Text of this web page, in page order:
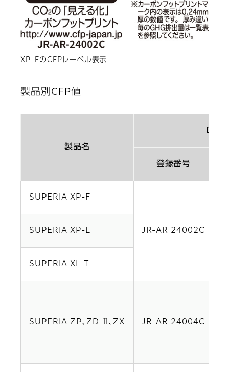
XP-FのCFPレーベル表示
製品別CFP値
製品名
登録番号
SUPERIA XP-F
JR-AR 24002C
SUPERIA XP-L
SUPERIA XL-T
SUPERIA ZP、ZD-Ⅱ、ZX JR-AR 24004C